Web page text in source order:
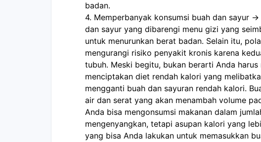
badan.
4. Memperbanyak konsumsi buah dan sayur -
dan sayur yang dibarengi menu gizi yang
untuk menurunkan berat badan. Selain itu,
mengurangi risiko penyakit kronis karena
tubuh. Meski begitu, bukan berarti Anda
menciptakan diet rendah kalori yang
mengganti buah dan sayuran rendah kalori.
air dan serat yang akan menambah volume
Anda bisa mengonsumsi makanan dalam
mengenyangkan, tetapi asupan kalori yang
yang bisa Anda lakukan untuk memasukkan